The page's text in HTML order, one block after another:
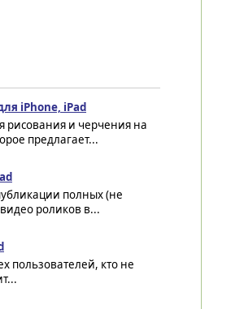
iPhone, iPad
и черчения на
предлагает...
полных (не
роликов в...
пользователей, кто не